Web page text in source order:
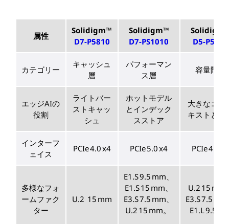
属性
Solidigm™
D7-P5810
Solidigm™
D7-PS1010
D5-P5336
カテゴリー
キャッシュ
層
パフォーマン
ス層
容量階層
エッジAIの
役割
ライトバー
ストキャッ
シュ
ホットモデル
とインデック
スストア
大きなコン
キストと保
インターフ
ェイス
PCIe 4.0 x4 PCIe 5.0 x4 PCIe 4.0
多様なフォ
ームファク
ター
U.2 15 mm
E1.S 9.5 mm、
E1.S 15 mm、
E3.S 7.5 mm、
U.2 15 mm。
U.2 15 mm
E3.S 7.5
E1.L 9.5